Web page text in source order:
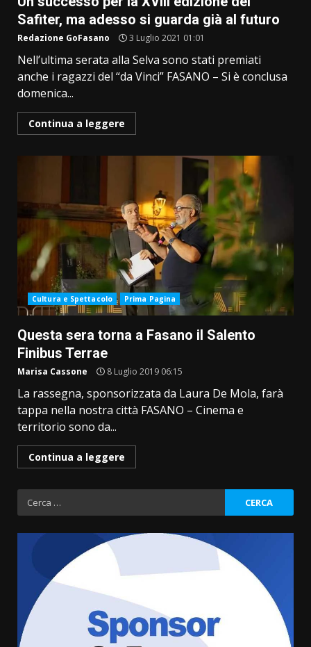
Safiter, ma adesso si guarda già al futuro
Redazione GoFasano 3 Luglio 2021 01:01
Nell’ultima serata alla Selva sono stati premiati
anche i ragazzi del “da Vinci” FASANO – Si è conclusa
domenica...
Continua a leggere
Cultura e Spettacolo Prima Pagina
Questa sera torna a Fasano il Salento
Finibus Terrae
Marisa Cassone 8 Luglio 2019 06:15
La rassegna, sponsorizzata da Laura De Mola, farà
tappa nella nostra città FASANO – Cinema e
territorio sono da...
Continua a leggere
Ricerca
per: